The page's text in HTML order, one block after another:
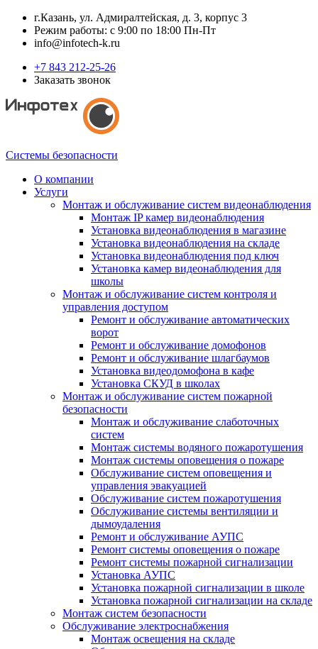
г.Казань, ул. Адмиралтейская, д. 3, корпус 3
Режим работы: с 9:00 по 18:00 Пн-Пт
info@infotech-k.ru
+7 843 212-25-26
Заказать звонок
Системы безопасности
О компании
Услуги
Монтаж и обслуживание систем видеонаблюдения
Монтаж IP камер видеонаблюдения
Установка видеонаблюдения в магазине
Установка видеонаблюдения на складе
Установка видеонаблюдения под ключ
Установка камер видеонаблюдения для
школы
Монтаж и обслуживание систем контроля и
управления доступом
Ремонт и обслуживание автоматических
ворот
Ремонт и обслуживание домофонов
Ремонт и обслуживание шлагбаумов
Установка видеодомофона в кафе
Установка СКУД в школах
Монтаж и обслуживание систем пожарной
безопасности
Монтаж и обслуживание слаботочных
систем
Монтаж системы водяного пожаротушения
Монтаж системы оповещения о пожаре
Обслуживание систем оповещения и
управления эвакуацией
Обслуживание систем пожаротушения
Обслуживание системы вентиляции и
дымоудаления
Ремонт и обслуживание АУПС
Ремонт системы оповещения о пожаре
Ремонт системы пожарной сигнализации
Установка АУПС
Установка пожарной сигнализации в школе
Установка пожарной сигнализации на складе
Монтаж систем безопасности
Обслуживание электроснабжения
Монтаж освещения на складе